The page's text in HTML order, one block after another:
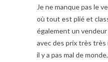
Je ne manque pas le
où tout est plié et
également un
avec des prix très
il y a pas mal de